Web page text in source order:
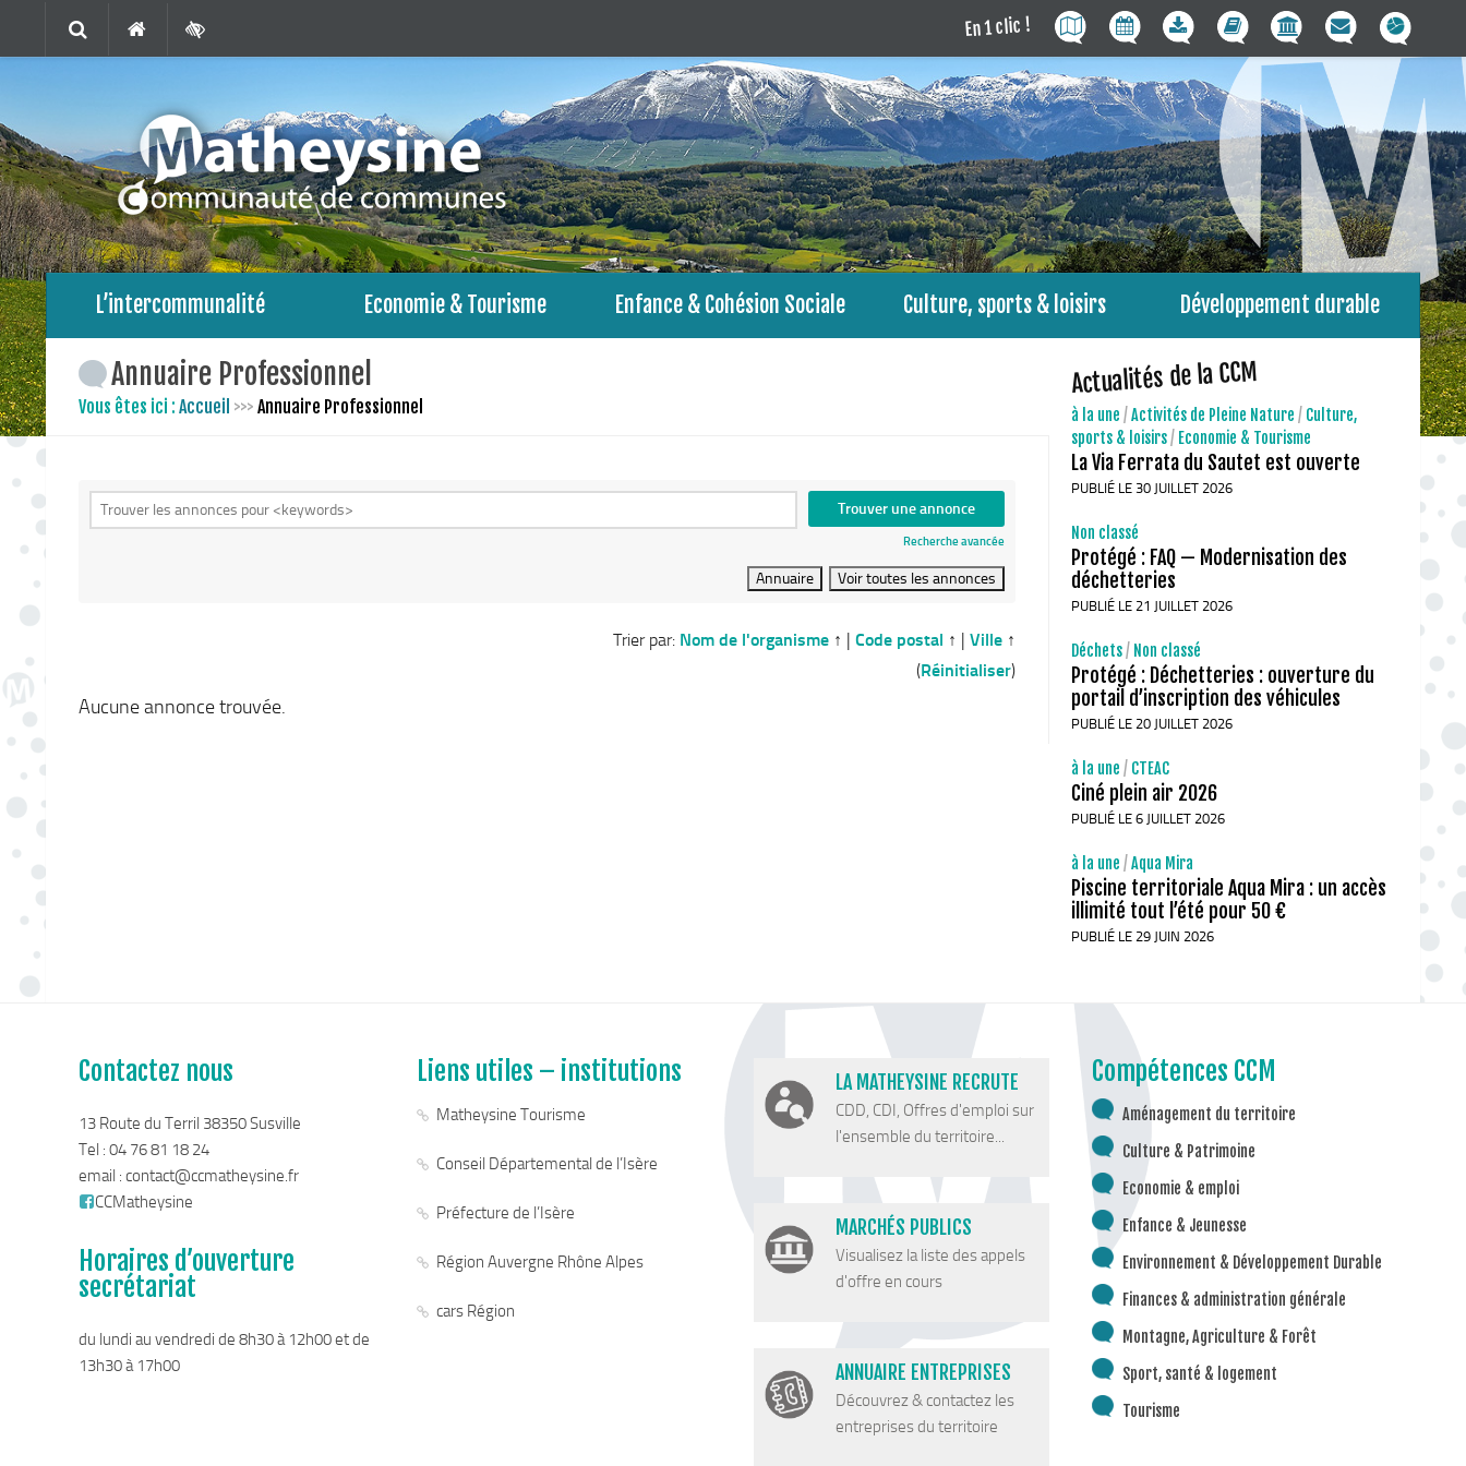
En 1 clic !
L’intercommunalité Economie & Tourisme Enfance & Cohésion Sociale Culture, sports & loisirs Développement durable
Annuaire Professionnel
Vous êtes ici : Accueil >>> Annuaire Professionnel
Recherche avancée
Trier par: Nom de l'organisme ↑ | Code postal ↑ | Ville ↑
(Réinitialiser)
Aucune annonce trouvée.
Actualités de la CCM
à la une /Activités de Pleine Nature / Culture,
sports & loisirs/ Economie & Tourisme
La Via Ferrata du Sautet est ouverte
PUBLIÉ LE 30 JUILLET 2026
Non classé
Protégé : FAQ — Modernisation des
déchetteries
PUBLIÉ LE 21 JUILLET 2026
Déchets/ Non classé
Protégé : Déchetteries : ouverture du
portail d’inscription des véhicules
PUBLIÉ LE 20 JUILLET 2026
à la une / CTEAC
Ciné plein air 2026
PUBLIÉ LE 6 JUILLET 2026
à la une /Aqua Mira
Piscine territoriale Aqua Mira : un accès
illimité tout l’été pour 50 €
PUBLIÉ LE 29 JUIN 2026
Contactez nous
13 Route du Terril 38350 Susville
Tel : 04 76 81 18 24
email : contact@ccmatheysine.fr
CCMatheysine
Horaires d’ouverture
secrétariat
du lundi au vendredi de 8h30 à 12h00 et de
13h30 à 17h00
Liens utiles – institutions
Matheysine Tourisme
Conseil Départemental de l’Isère
Préfecture de l’Isère
Région Auvergne Rhône Alpes
cars Région
LA MATHEYSINE RECRUTE
CDD, CDI, Offres d'emploi sur
l'ensemble du territoire...
MARCHÉS PUBLICS
Visualisez la liste des appels
d'offre en cours
ANNUAIRE ENTREPRISES
Découvrez & contactez les
entreprises du territoire
Compétences CCM
Aménagement du territoire
Culture & Patrimoine
Economie & emploi
Enfance & Jeunesse
Environnement & Développement Durable
Finances & administration générale
Montagne, Agriculture & Forêt
Sport, santé & logement
Tourisme